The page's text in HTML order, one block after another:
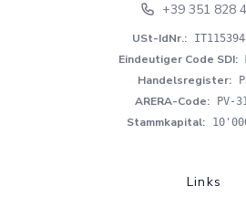
+39 351 828
USt-IdNr.:
Eindeutiger Code SDI:
Handelsregister:
ARERA-Code: PV-
Stammkapital:
Links